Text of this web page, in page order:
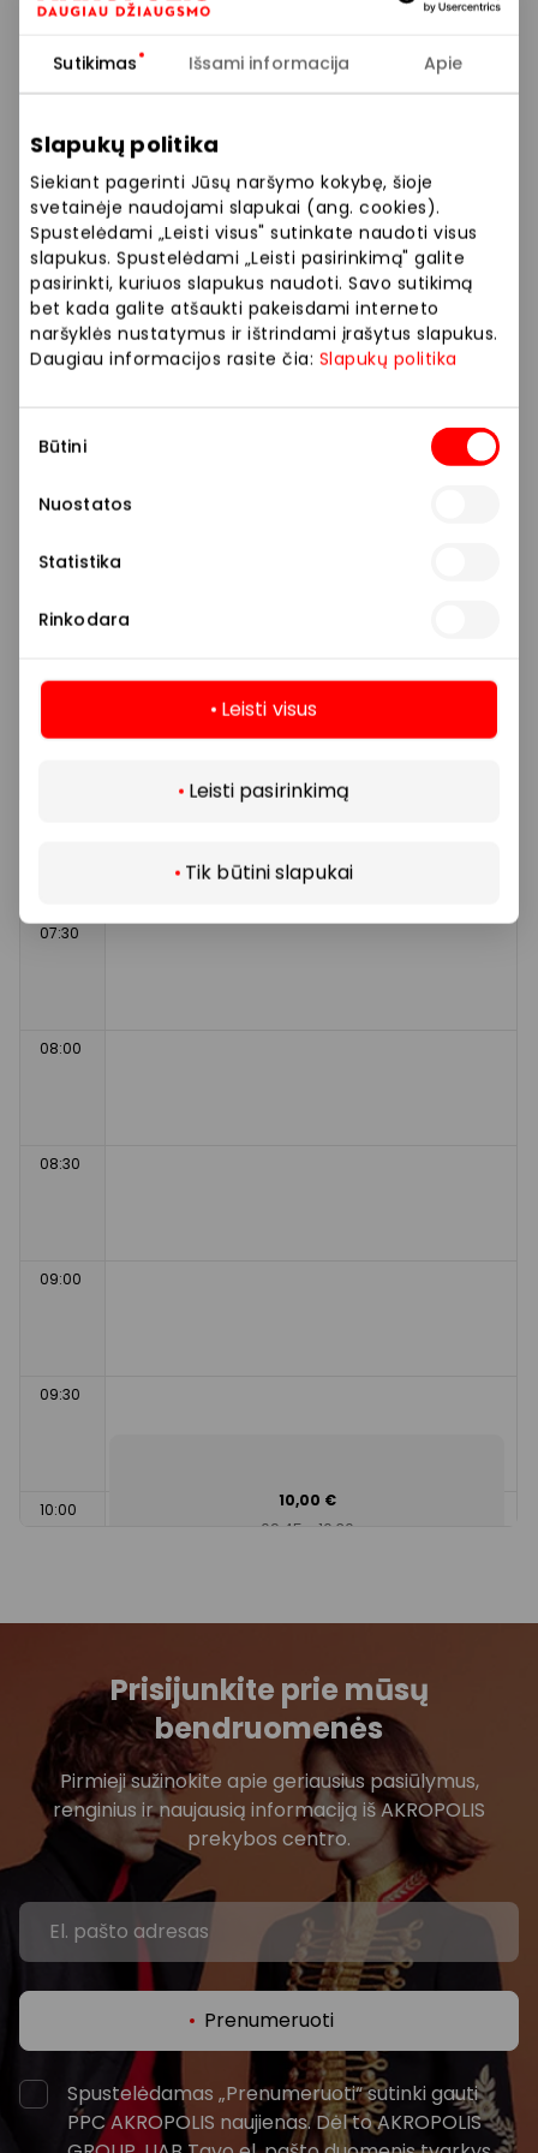
Sutikimas Išsami informacija Apie
Slapukų politika
Siekiant pagerinti Jūsų naršymo kokybę, šioje
svetainėje naudojami slapukai (ang. cookies).
Spustelėdami „Leisti visus" sutinkate naudoti visus
slapukus. Spustelėdami „Leisti pasirinkimą" galite
pasirinkti, kuriuos slapukus naudoti. Savo sutikimą
bet kada galite atšaukti pakeisdami interneto
naršyklės nustatymus ir ištrindami įrašytus slapukus.
Daugiau informacijos rasite čia: Slapukų politika
pasirinkimas
Būtini
Nuostatos
Statistika
Rinkodara
Leisti visus
Leisti pasirinkimą
Tik būtini slapukai
Puskojinės, pirštinės
Instruktoriaus
konsultacija 20 min
10,00 €
Apsaugų nuoma Nemokama
Ryto abonementas
(09:45 – 12:15 val.)
60,00 €
Dienos abonementas
90,00 €
Ledo arena
Ledo rezervacijos
08-08, šeštadienis
07:30
08:00
08:30
09:00
09:30
10:00
10:30
11:00
11:30
12:30
10,00 €
09:45 - 10:30
10,00 €
11:00 - 11:45
10,00 €
12:15 - 13:00
Prisijunkite prie mūsų
bendruomenės
Pirmieji sužinokite apie geriausius pasiūlymus,
renginius ir naujausią informaciją iš AKROPOLIS
prekybos centro.
Prenumeruoti
Spustelėdamas „Prenumeruoti“ sutinki gauti
PPC AKROPOLIS naujienas. Dėl to AKROPOLIS
Daugiau